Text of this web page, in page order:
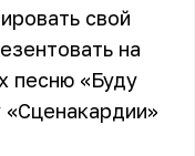
свой
на
песню «Буду
«Сценакардии»